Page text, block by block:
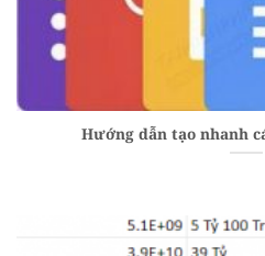
Hướng dẫn tạo nhanh